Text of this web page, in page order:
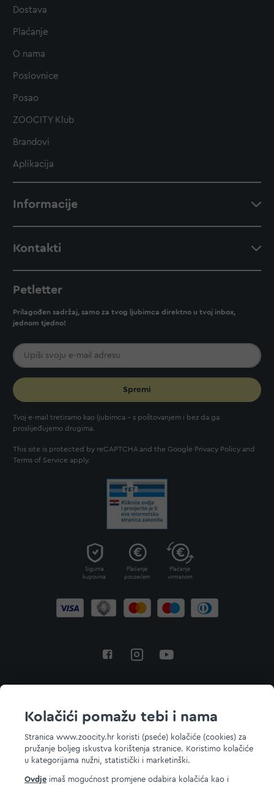
Kolačići pomažu tebi i nama
Stranica www.zoocity.hr koristi (pseće) kolačiće (cookies) za
pružanje boljeg iskustva korištenja stranice. Koristimo kolačiće
u kategorijama nužni, statistički i marketinški.
Ovdje imaš mogućnost promjene odabira kolačića kao i
Dostava
Plaćanje
O nama
Poslovnice
Posao
ZOOCITY Klub
Brandovi
Aplikacija
Informacije
Kontakti
Petletter
Prilagođen sadržaj, samo za tvog ljubimca direktno u tvoj inbox,
jednom tjedno!
Spremi
Tvoj e-mail tretiramo kao ljubimca - s poštovanjem i bez da ga
proslijeđujemo drugima.
This site is protected by reCAPTCHA and the Google Privacy Policy and
Terms of Service apply.
Sigurna
kupovina
Plaćanje
pouzećem
Plaćanje
virmanom
© 2026 ZOOCITY. Sva prava zadržana.